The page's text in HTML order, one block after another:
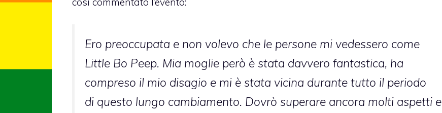
Ero preoccupata e non volevo che le persone mi vedessero come
Little Bo Peep. Mia moglie però è stata davvero fantastica, ha
compreso il mio disagio e mi è stata vicina durante tutto il periodo
di questo lungo cambiamento. Dovrò superare ancora molti aspetti e